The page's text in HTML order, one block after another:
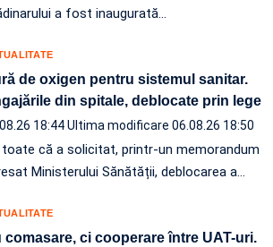
a fost inaugurată…
de oxigen pentru sistemul sanitar.
din spitale, deblocate prin lege
18:44Ultima modificare 06.08.26 18:50
toate că a solicitat, printr-un memorandum
Ministerului Sănătății, deblocarea a…
comasare, ci cooperare între UAT-uri.